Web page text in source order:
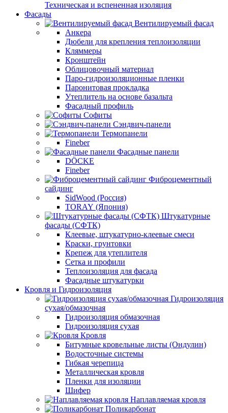
Техническая и вспененная изоляция
Фасады
Вентилируемый фасад
Анкера
Дюбели для крепления теплоизоляции
Кляммеры
Кронштейн
Облицовочный материал
Паро-гидроизоляционные пленки
Паронитовая прокладка
Утеплитель на основе базальта
Фасадный профиль
Софиты
Сэндвич-панели
Термопанели
Fineber
Фасадные панели
DÖCKE
Fineber
Фиброцементный
сайдинг
SidWood (Россия)
TORAY (Япония)
Штукатурные
фасады (СФТК)
Клеевые, штукатурно-клеевые смеси
Краски, грунтовки
Крепеж для утеплителя
Сетка и профили
Теплоизоляция для фасада
Фасадные штукатурки
Кровля и Гидроизоляция
Гидроизоляция
сухая/обмазочная
Гидроизоляция обмазочная
Гидроизоляция сухая
Кровля
Битумные кровельные листы (Ондулин)
Водосточные системы
Гибкая черепица
Металлическая кровля
Пленки для изоляции
Шифер
Наплавляемая кровля
Поликарбонат